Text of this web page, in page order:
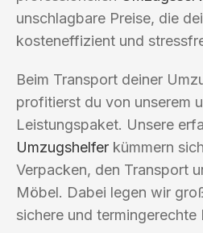
unschlagbare Preise, die
kosteneffizient und
Beim Transport deiner
profitierst du von unserem
Leistungspaket. Unsere
Umzugshelfer kümmern
Verpacken, den Transport
Möbel. Dabei legen wir
sichere und termingerechte